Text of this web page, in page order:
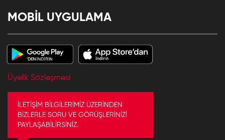
MOBİL UYGULAMA
Üyelik Sözleşmesi
İLETİŞİM BİLGİLERİMİZ ÜZERİNDEN
BİZLERLE SORU VE GÖRÜŞLERİNİZİ
PAYLAŞABİLİRSİNİZ.